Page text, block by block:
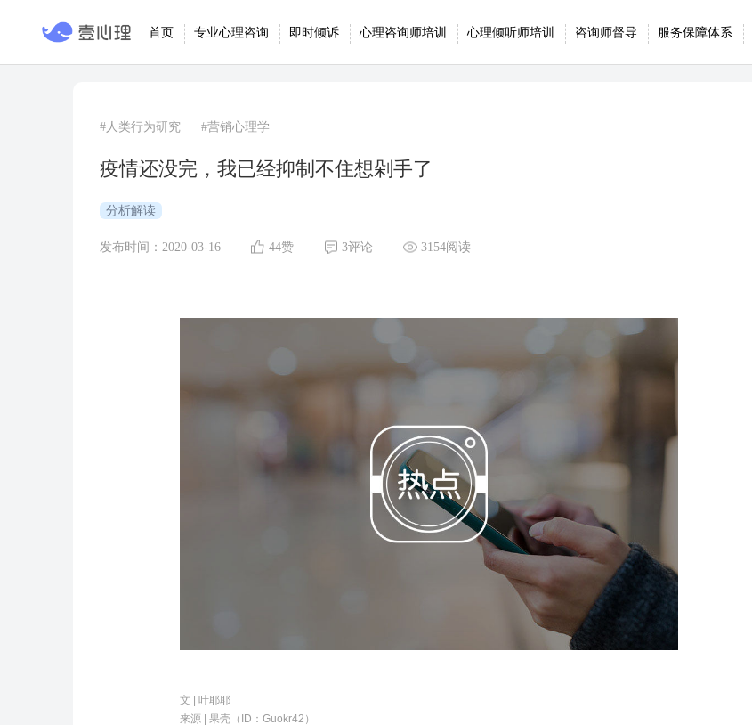
首页 专业心理咨询 即时倾诉 心理咨询师培训 心理倾听师培训 咨询师督导 服务保障体系
#人类行为研究 #营销心理学
疫情还没完，我已经抑制不住想剁手了
分析解读
发布时间：2020-03-16 44赞 3评论 3154阅读
文 | 叶耶耶
来源 | 果壳（ID：Guokr42）